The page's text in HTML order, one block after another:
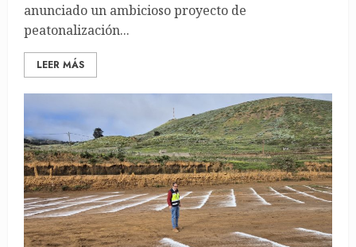
anunciado un ambicioso proyecto de
peatonalización...
LEER MÁS